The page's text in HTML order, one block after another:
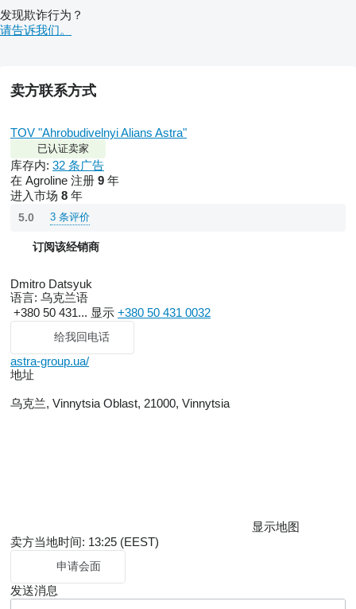
发现欺诈行为？
请告诉我们。
卖方联系方式
TOV "Ahrobudivelnyi Alians Astra"
已认证卖家
库存内: 32 条广告
在 Agroline 注册 9 年
进入市场 8 年
5.0 3 条评价
订阅该经销商
Dmitro Datsyuk
语言: 乌克兰语
+380 50 431... 显示 +380 50 431 0032
给我回电话
astra-group.ua/
地址
乌克兰, Vinnytsia Oblast, 21000, Vinnytsia
显示地图
卖方当地时间: 13:25 (EEST)
申请会面
发送消息